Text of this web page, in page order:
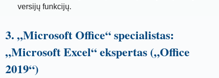
versijų funkcijų.
3. „Microsoft Office“ specialistas:
„Microsoft Excel“ ekspertas („Office
2019“)